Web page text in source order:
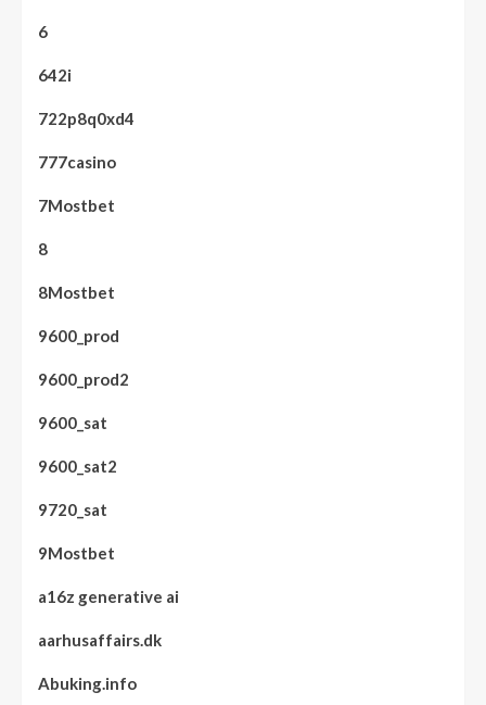
6
642i
722p8q0xd4
777casino
7Mostbet
8
8Mostbet
9600_prod
9600_prod2
9600_sat
9600_sat2
9720_sat
9Mostbet
a16z generative ai
aarhusaffairs.dk
Abuking.info